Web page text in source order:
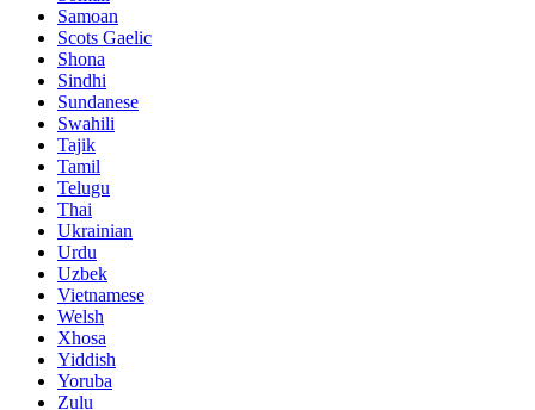
Samoan
Scots Gaelic
Shona
Sindhi
Sundanese
Swahili
Tajik
Tamil
Telugu
Thai
Ukrainian
Urdu
Uzbek
Vietnamese
Welsh
Xhosa
Yiddish
Yoruba
Zulu